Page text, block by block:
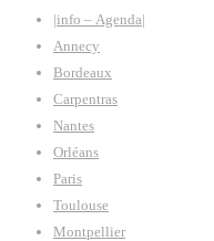
|info – Agenda|
Annecy
Bordeaux
Carpentras
Nantes
Orléans
Paris
Toulouse
Montpellier